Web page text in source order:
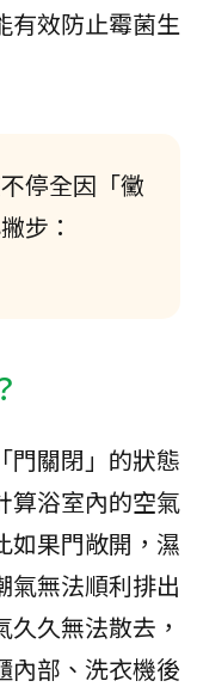
有效防止霉菌生
停全因「黴
步：
門關閉」的狀態
算浴室內的空氣
如果門敞開，濕
氣無法順利排出
久無法散去，
內部、洗衣機後